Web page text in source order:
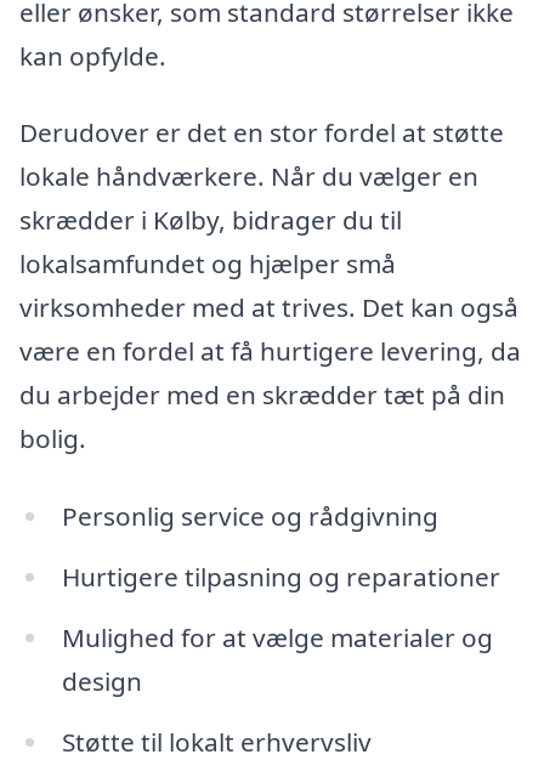
eller ønsker, som standard størrelser ikke
kan opfylde.
Derudover er det en stor fordel at støtte
lokale håndværkere. Når du vælger en
skrædder i Kølby, bidrager du til
lokalsamfundet og hjælper små
virksomheder med at trives. Det kan også
være en fordel at få hurtigere levering, da
du arbejder med en skrædder tæt på din
bolig.
Personlig service og rådgivning
Hurtigere tilpasning og reparationer
Mulighed for at vælge materialer og
design
Støtte til lokalt erhvervsliv